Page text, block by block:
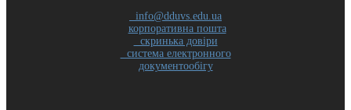
info@dduvs.edu.ua
корпоративна пошта
скринька довіри
система електронного
документообігу